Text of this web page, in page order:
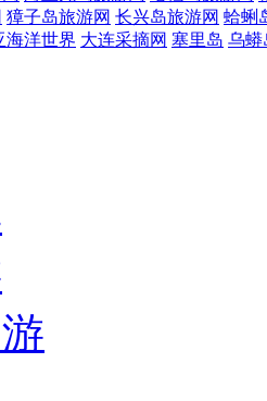
獐子岛旅游网 长兴岛旅游网 蛤蜊
海洋世界 大连采摘网 塞里岛 乌蟒